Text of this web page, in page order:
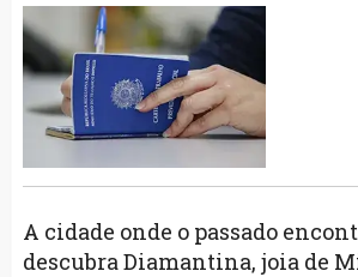
A cidade onde o passado
descubra Diamantina, joia de